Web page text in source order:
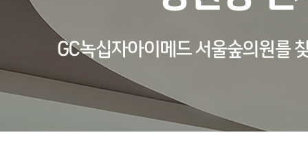
GC녹십자아이메드 서울숲의원를